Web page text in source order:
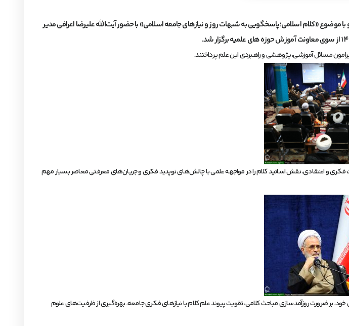
«کلام اسلامی؛پاسخگویی به شبهات روز و نیازهای جامعه اسلامی» با حضور آیت‌الله علیرضا اعرافی مدیر
مسائل آموزشی، پژوهشی و راهبردی این علم پرداختند.
فکری و اعتقادی، نقش اساتید کلام را در مواجهه علمی با چالش‌های نوپدید فکری و جریان‌های معرفتی معاصر بسیار مهم
بر ضرورت روزآمدسازی مباحث کلامی، تقویت پیوند علم کلام با نیازهای فکری جامعه، بهره‌گیری از ظرفیت‌های علوم